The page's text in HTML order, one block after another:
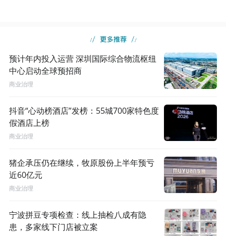
预计年内投入运营 深圳国际综合物流枢纽
中心启动全球预招商
商业治理
抖音“心动榜酒店”发榜：55城700家特色度
假酒店上榜
商业治理
猪企承压仍在继续，牧原股份上半年预亏
近60亿元
商业治理
宁波拼豆专项检查：线上抽检八成有隐
患，多家线下门店被立案